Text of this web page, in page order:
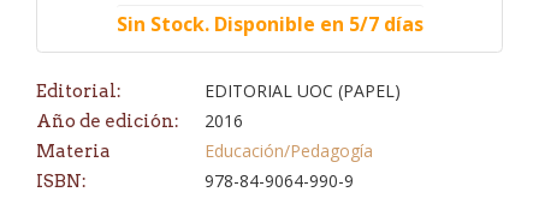
Sin Stock. Disponible en 5/7 días
Editorial: EDITORIAL UOC (PAPEL)
Año de edición: 2016
Materia Educación/Pedagogía
ISBN: 978-84-9064-990-9